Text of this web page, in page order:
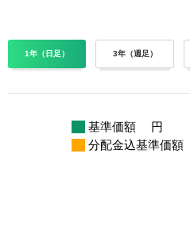
1年（日足） 3年（週足）
基準価額
円
分配金込基準価額